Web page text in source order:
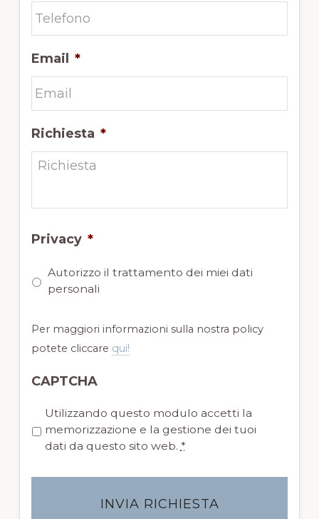
Email *
Richiesta *
Privacy *
Autorizzo il trattamento dei miei dati
personali
Per maggiori informazioni sulla nostra policy
potete cliccare qui!
CAPTCHA
r
a
Utilizzando questo modulo accetti la
memorizzazione e la gestione dei tuoi
dati da questo sito web. *